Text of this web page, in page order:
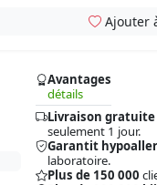
Avantages
détails
Livraison gratuite
seulement 1 jour.
Garantit
laboratoire.
Plus de 150 000
Ajouter